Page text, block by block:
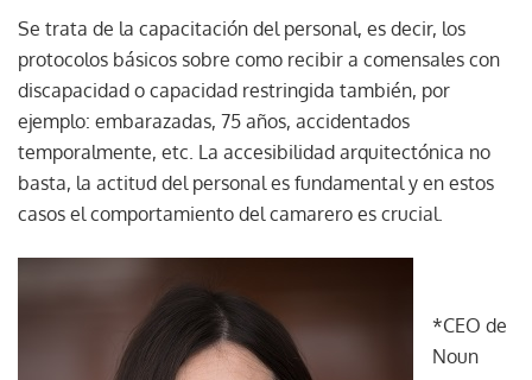
Se trata de la capacitación del personal, es decir, los
protocolos básicos sobre como recibir a comensales con
discapacidad o capacidad restringida también, por
ejemplo: embarazadas, 75 años, accidentados
temporalmente, etc. La accesibilidad arquitectónica no
basta, la actitud del personal es fundamental y en estos
casos el comportamiento del camarero es crucial.
*CEO de
Noun